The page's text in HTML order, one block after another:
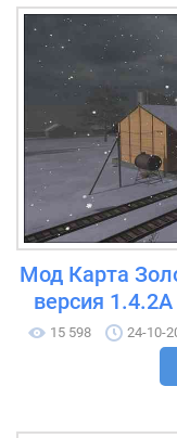
Мод Карта
версия
15 598 24-10-